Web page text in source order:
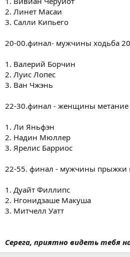
2. Линет Масаи
3. Салли Кипьего
20-00.финал- мужчины ходьба
1. Валерий Борчин
2. Луис Лопес
3. Ван Чжэнь
22-30.финал - женщины метание
1. Ли Яньфэн
2. Надин Мюллер
3. Ярелис Барриос
22-55. финал - мужчины прыжки
1. Дуайт Филлипс
2. Нгонидзаше Макуша
3. Митчелл Уатт
Серега, приятно видеть тебя